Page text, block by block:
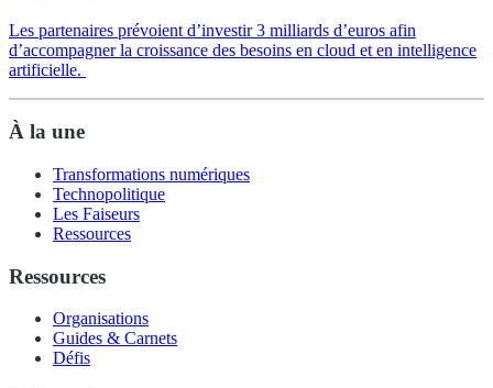
Les partenaires prévoient d’investir 3 milliards d’euros afin
d’accompagner la croissance des besoins en cloud et en intelligence
artificielle.
À la une
Transformations numériques
Technopolitique
Les Faiseurs
Ressources
Ressources
Organisations
Guides & Carnets
Défis